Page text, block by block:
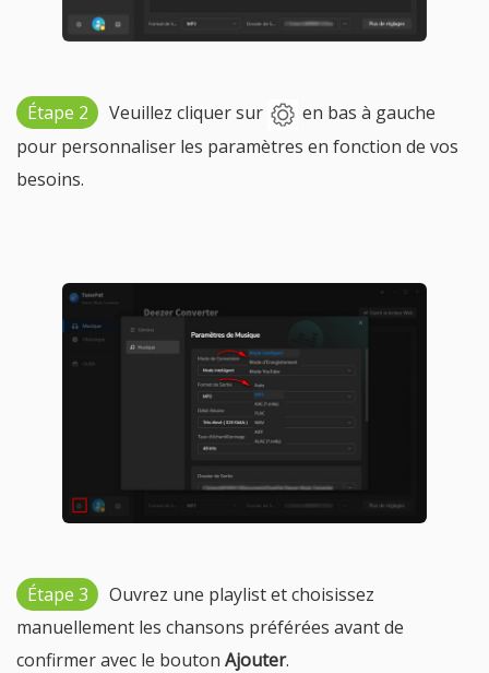
Étape 2 Veuillez cliquer sur
en bas à gauche
pour personnaliser les paramètres en fonction de vos
besoins.
Étape 3
Ouvrez une playlist et choisissez
manuellement les chansons préférées avant de
confirmer avec le bouton Ajouter.